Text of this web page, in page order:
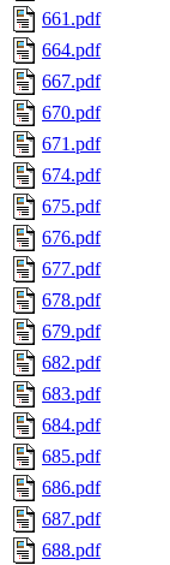
661.pdf
664.pdf
667.pdf
670.pdf
671.pdf
674.pdf
675.pdf
676.pdf
677.pdf
678.pdf
679.pdf
682.pdf
683.pdf
684.pdf
685.pdf
686.pdf
687.pdf
688.pdf